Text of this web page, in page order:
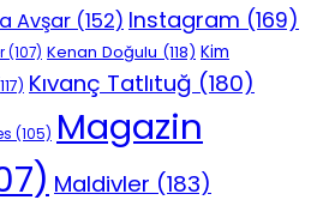
Avşar (152) Instagram (169)
(107) Kenan Doğulu (118) Kim
Kıvanç Tatlıtuğ (180)
(105) Magazin
Maldivler (183)